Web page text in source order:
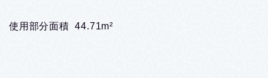
使用部分面積 44.71m²